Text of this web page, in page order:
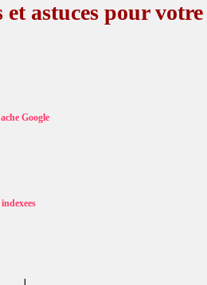
astuces pour votre
Google
indexees